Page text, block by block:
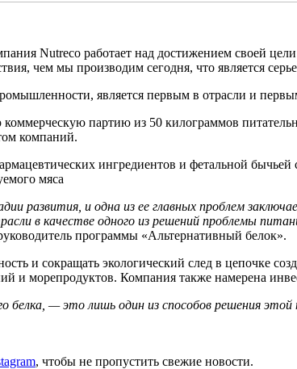
Nutreco работает над достижением своей
чем мы производим сегодня, что является
является первым в отрасли и
партию из 50 килограммов
компаний.
ингредиентов и фетальной бычьей
мяса
развития, и одна из ее главных проблем
в качестве одного из решений проблемы
программы «Альтернативный белок».
и сокращать экологический след в цепочке
и морепродуктов. Компания также намерена
белка, — это лишь один из способов решения этой
, чтобы не пропустить свежие новости.